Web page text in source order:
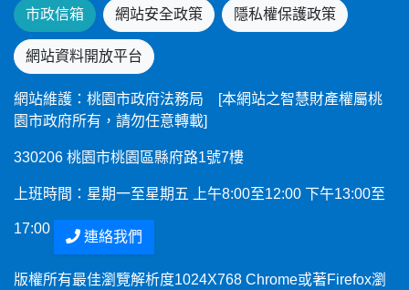
市政信箱 網站安全政策 隱私權保護政策
網站資料開放平台
網站維護：桃園市政府法務局 [本網站之智慧財產權屬桃
園市政府所有，請勿任意轉載]
330206 桃園市桃園區縣府路1號7樓
上班時間：星期一至星期五 上午8:00至12:00 下午13:00至
17:00
連絡我們
版權所有最佳瀏覽解析度1024X768 Chrome或著Firefox瀏